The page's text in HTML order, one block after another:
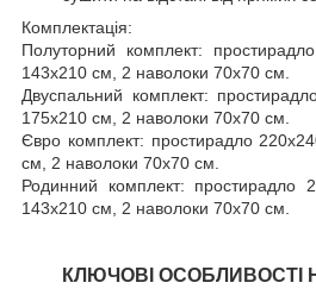
Комплектація:
Полуторний комплект:
143х210 см, 2 наволоки 70х70 см.
Двуспальний комплект:
175х210 см, 2 наволоки 70х70 см.
Євро комплект: простирадло
см, 2 наволоки 70х70 см.
Родинний комплект: простирадло
143х210 см, 2 наволоки 70х70 см.
КЛЮЧОВІ ОСОБЛИВОСТІ